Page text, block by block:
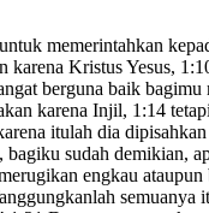
memerintahkan
karena Kristus Yesus,
berguna baik bagimu
karena Injil, 1:14
itulah dia
, bagiku sudah demikian,
engkau